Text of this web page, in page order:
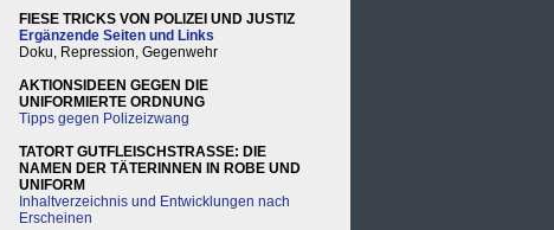
FIESE TRICKS VON POLIZEI UND JUSTIZ
Ergänzende Seiten und Links
Doku, Repression, Gegenwehr
AKTIONSIDEEN GEGEN DIE
UNIFORMIERTE ORDNUNG
Tipps gegen Polizeizwang
TATORT GUTFLEISCHSTRASSE: DIE
NAMEN DER TÄTERINNEN IN ROBE UND
UNIFORM
Inhaltverzeichnis und Entwicklungen nach
Erscheinen